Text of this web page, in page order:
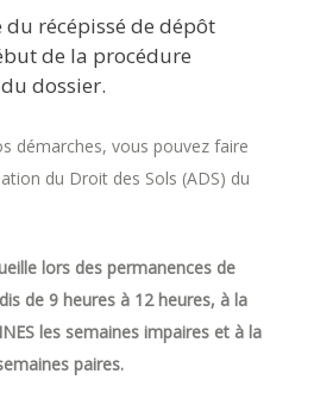
du récépissé de dépôt
de la procédure
dossier.
démarches, vous pouvez faire
du Droit des Sols (ADS) du
lors des permanences de
de 9 heures à 12 heures, à la
les semaines impaires et à la
paires.